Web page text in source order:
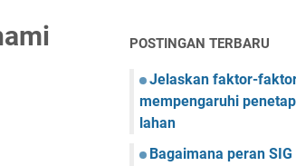
POSTINGAN TERBARU
Jelaskan faktor-
mempengaruhi
lahan
Bagaimana peran